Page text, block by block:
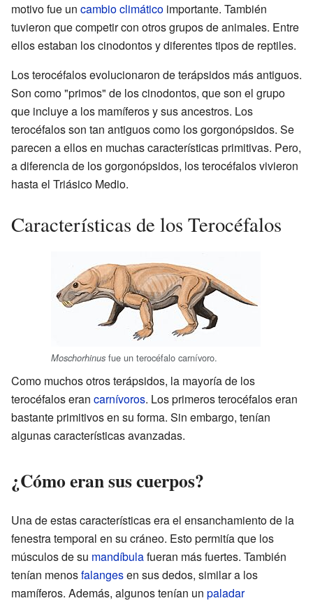
motivo fue un cambio climático importante. También
tuvieron que competir con otros grupos de animales. Entre
ellos estaban los cinodontos y diferentes tipos de reptiles.
Los terocéfalos evolucionaron de terápsidos más antiguos.
Son como "primos" de los cinodontos, que son el grupo
que incluye a los mamíferos y sus ancestros. Los
terocéfalos son tan antiguos como los gorgonópsidos. Se
parecen a ellos en muchas características primitivas. Pero,
a diferencia de los gorgonópsidos, los terocéfalos vivieron
hasta el Triásico Medio.
Características de los Terocéfalos
Moschorhinus fue un terocéfalo carnívoro.
Como muchos otros terápsidos, la mayoría de los
terocéfalos eran carnívoros. Los primeros terocéfalos eran
bastante primitivos en su forma. Sin embargo, tenían
algunas características avanzadas.
¿Cómo eran sus cuerpos?
Una de estas características era el ensanchamiento de la
fenestra temporal en su cráneo. Esto permitía que los
músculos de su mandíbulafueran más fuertes. También
tenían menosfalangesen sus dedos, similar a los
mamíferos. Además, algunos tenían un paladar